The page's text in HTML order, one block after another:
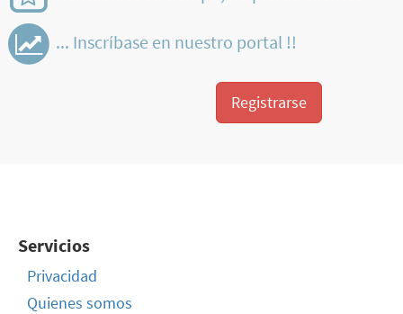
... Inscríbase en nuestro portal !!
Registrarse
Servicios
Privacidad
Quienes somos